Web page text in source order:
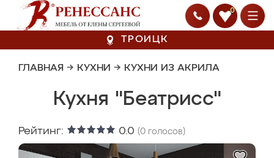
0
ТРОИЦК
ГЛАВНАЯ → КУХНИ → КУХНИ ИЗ АКРИЛА
Кухня "Беатрисс"
Рейтинг: 0.0 (0 голосов)